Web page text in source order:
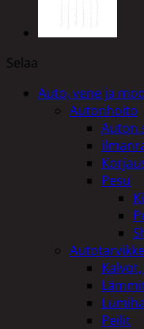
Selaa
Auto, vene ja
Autonhoito
Auton
Pesu
Peilit